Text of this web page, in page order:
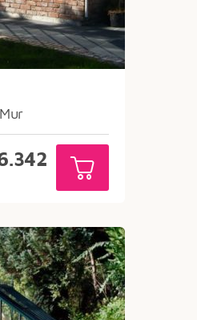
Prijsklasse:
€2.641